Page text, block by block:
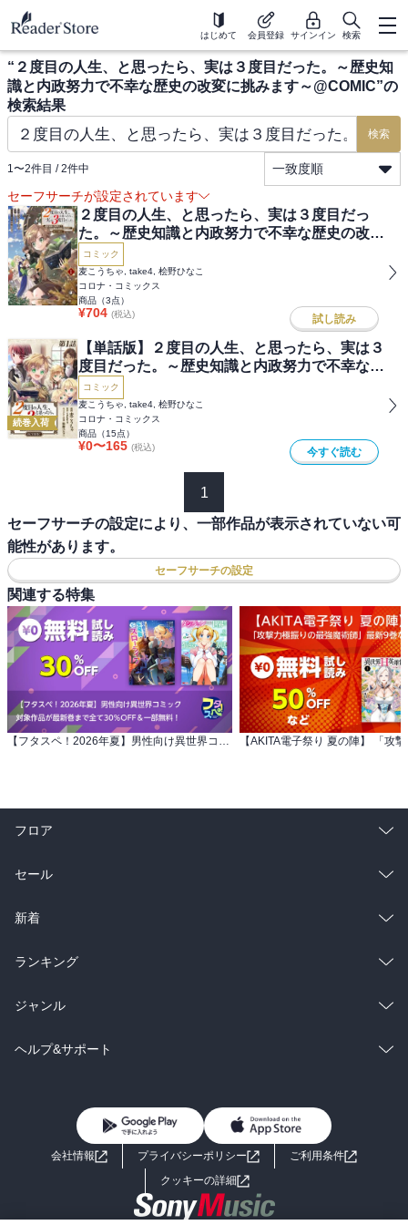
はじめて 会員登録 サインイン 検索
“ ２度目の人生、と思ったら、実は３度目だった。～歴史知
識と内政努力で不幸な歴史の改変に挑みます～@COMIC”の
検索結果
検索
1〜2件目 / 2件中
一致度順
セーフサーチが設定されています
２度目の人生、と思ったら、実は３度目だっ
た。～歴史知識と内政努力で不幸な歴史の改変
に挑みます～@COMIC
コミック
麦こうちゃ, take4, 桧野ひなこ
コロナ・コミックス
商品（3点）
¥704 (税込) 試し読み
続巻入荷
【単話版】２度目の人生、と思ったら、実は３
度目だった。～歴史知識と内政努力で不幸な歴
史の改変に挑みます～@COMIC
コミック
麦こうちゃ, take4, 桧野ひなこ
コロナ・コミックス
商品（15点）
¥0〜165 (税込) 今すぐ読む
1
セーフサーチの設定により、一部作品が表示されていない可
能性があります。
セーフサーチの設定
関連する特集
【フタスペ！2026年夏】男性向け異世界コミック 対象作品が最新巻まで全て30％OFF＆一部無料！
フロア
総合
ラノベ
雑誌・グラビア
BL・TL
セール
総合
ラノベ
雑誌・グラビア
BL・TL
新着
総合
ラノベ
雑誌・グラビア
ランキング
総合
ラノベ
ジャンル
コミック
ライトノベル 男子向けラノベ
小説
海外小説
ヘルプ&サポート
よくあるご質問 お問い合わせ
会社情報 プライバシーポリシー
ご利用条件
クッキーの詳細